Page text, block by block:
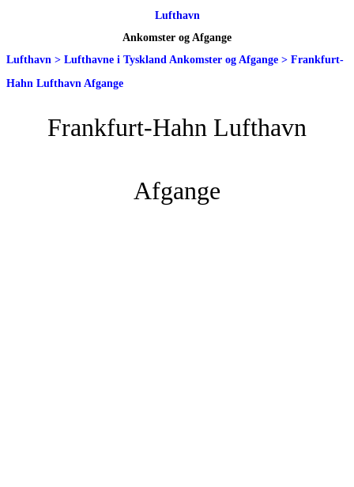
Lufthavn
Ankomster og Afgange
Lufthavn > Lufthavne i Tyskland Ankomster og Afgange > Frankfurt-
Hahn Lufthavn Afgange
Frankfurt-Hahn Lufthavn
Afgange